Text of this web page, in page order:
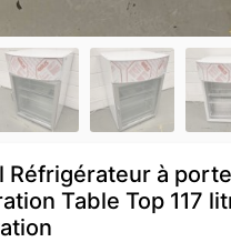
Réfrigérateur à
Table Top 117